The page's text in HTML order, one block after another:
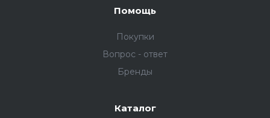
Помощь
Покупки
Вопрос - ответ
Бренды
Каталог